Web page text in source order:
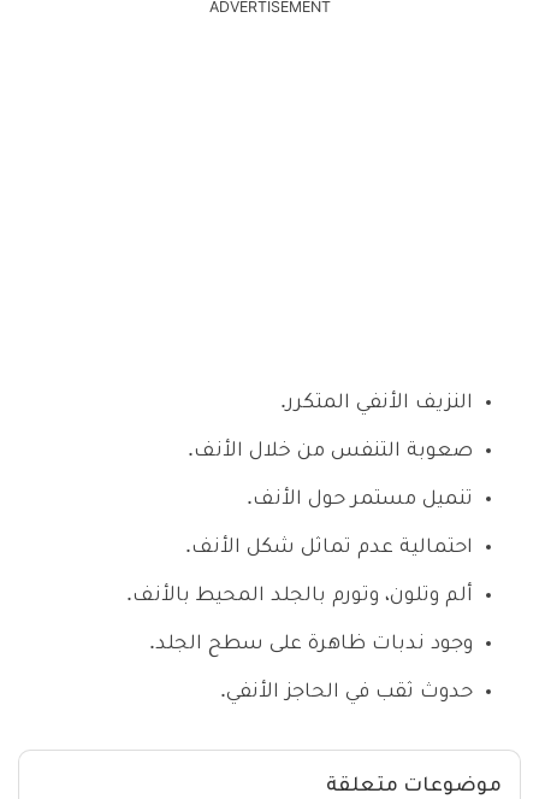
ADVERTISEMENT
النزيف الأنفي المتكرر.
صعوبة التنفس من خلال الأنف.
تنميل مستمر حول الأنف.
احتمالية عدم تماثل شكل الأنف.
ألم وتلون، وتورم بالجلد المحيط بالأنف.
وجود ندبات ظاهرة على سطح الجلد.
حدوث ثقب في الحاجز الأنفي.
موضوعات متعلقة